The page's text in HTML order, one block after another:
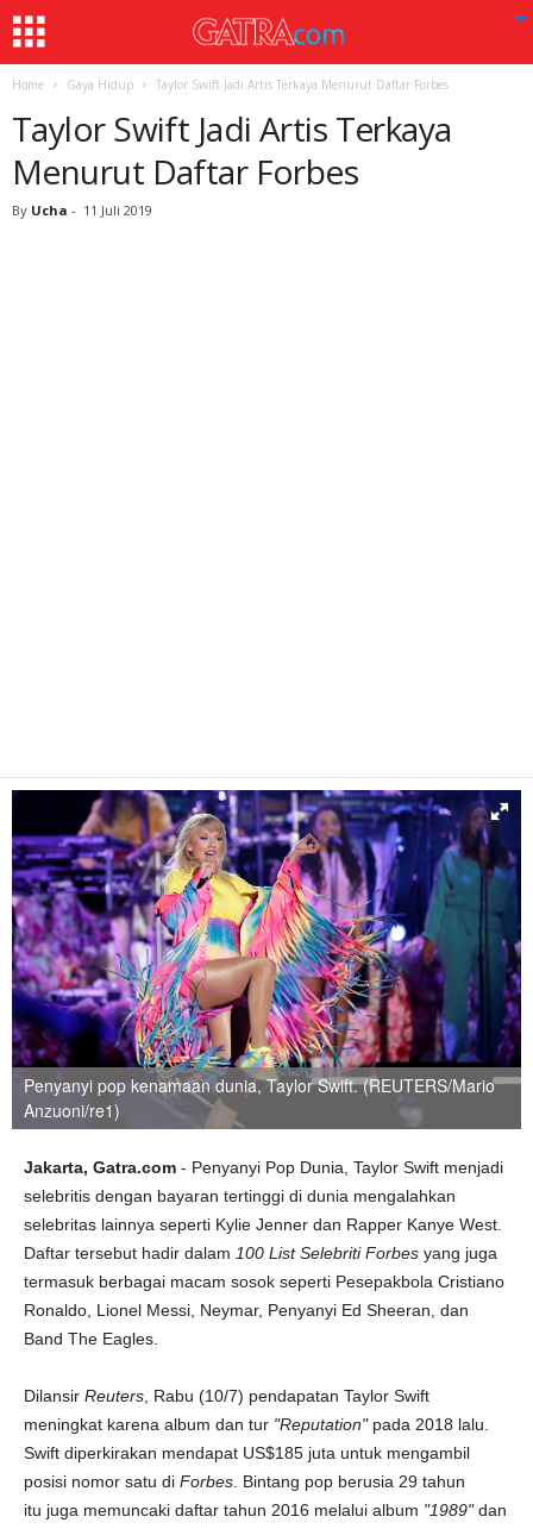
Home Gaya Hidup Taylor Swift Jadi Artis Terkaya Menurut Daftar Forbes
Taylor Swift Jadi Artis Terkaya
Menurut Daftar Forbes
By Ucha - 11 Juli 2019
Penyanyi pop kenamaan dunia, Taylor Swift. (REUTERS/Mario
Anzuoni/re1)
Jakarta, Gatra.com - Penyanyi Pop Dunia, Taylor Swift menjadi
selebritis dengan bayaran tertinggi di dunia mengalahkan
selebritas lainnya seperti Kylie Jenner dan Rapper Kanye West.
Daftar tersebut hadir dalam 100 List Selebriti Forbes yang juga
termasuk berbagai macam sosok seperti Pesepakbola Cristiano
Ronaldo, Lionel Messi, Neymar, Penyanyi Ed Sheeran, dan
Band The Eagles.
Dilansir Reuters , Rabu (10/7) pendapatan Taylor Swift
meningkat karena album dan tur "Reputation"pada 2018 lalu.
Swift diperkirakan mendapat US$185 juta untuk mengambil
posisi nomor satu di Forbes . Bintang pop berusia 29 tahun
itu juga memuncaki daftar tahun 2016 melalui album "1989"dan